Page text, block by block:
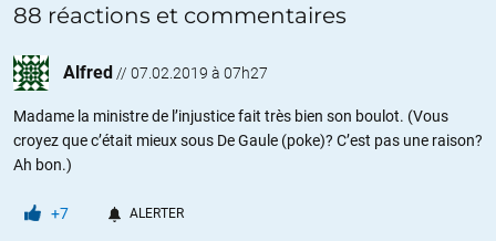
88 réactions et commentaires
Alfred // 07.02.2019 à 07h27
Madame la ministre de l’injustice fait très bien son boulot. (Vous
croyez que c’était mieux sous De Gaule (poke)? C’est pas une raison?
Ah bon.)
+7 ALERTER